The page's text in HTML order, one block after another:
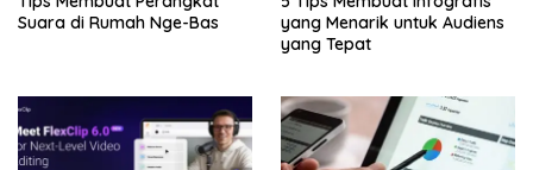
Suara di Rumah Nge-Bas
yang Menarik untuk Audiens
yang Tepat